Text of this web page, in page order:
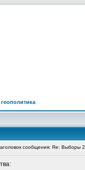
сообщения: Re: Выборы